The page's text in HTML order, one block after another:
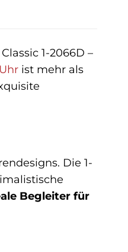
1-2066D –
Uhrist mehr als
Die 1-
Begleiter für